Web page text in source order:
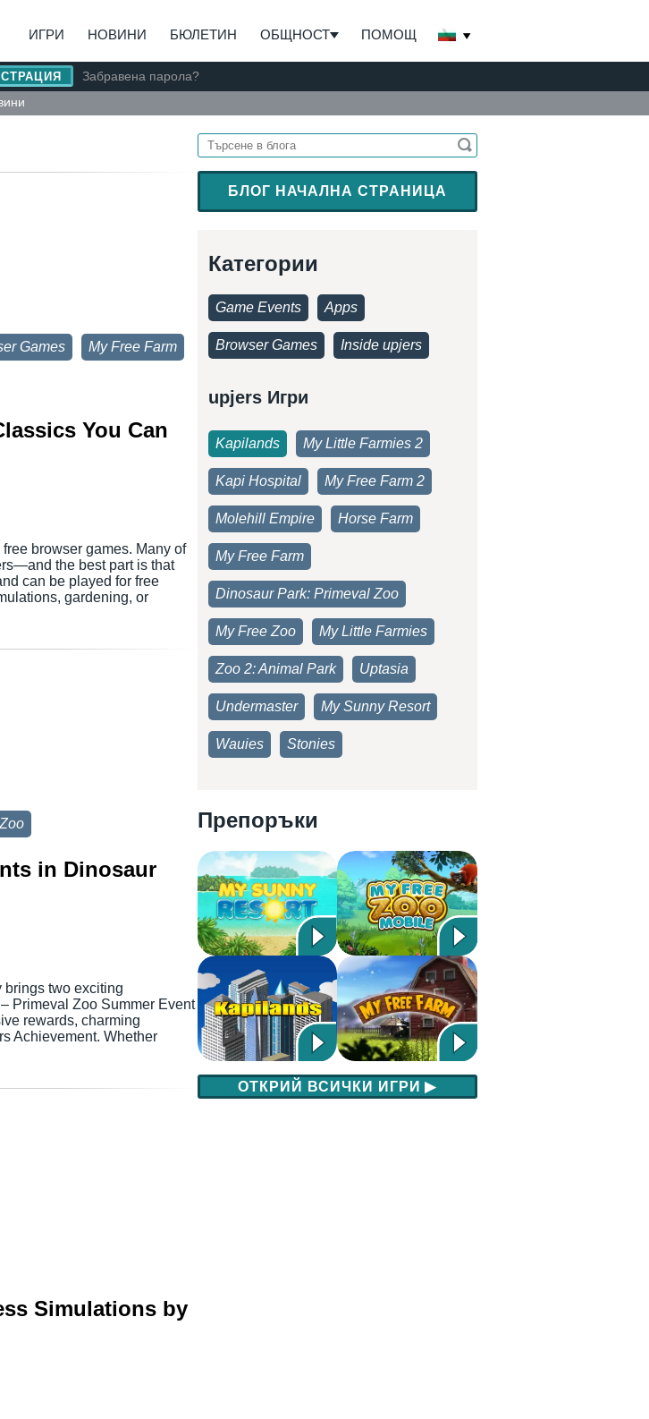
ИГРИ НОВИНИ БЮЛЕТИН ОБЩНОСТ ПОМОЩ
Забравена парола?
Games My Free Farm
You Can
browser games. Many of
the best part is that
can be played for free
gardening, or
in Dinosaur
brings two exciting
Primeval Zoo Summer Event
rewards, charming
Achievement. Whether
Simulations by
БЛОГ НАЧАЛНА СТРАНИЦА
Категории
Game Events Apps
Browser Games Inside upjers
upjers Игри
Kapilands My Little Farmies 2
Kapi Hospital My Free Farm 2
Molehill Empire Horse Farm
My Free Farm
Dinosaur Park: Primeval Zoo
My Free Zoo My Little Farmies
Zoo 2: Animal Park Uptasia
Undermaster My Sunny Resort
Wauies Stonies
Препоръки
ОТКРИЙ ВСИЧКИ ИГРИ▶